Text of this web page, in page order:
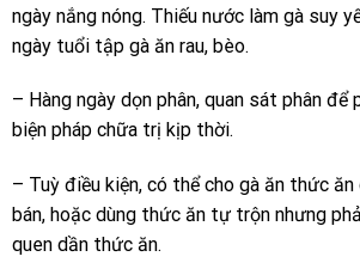
ngày nắng nóng. Thiếu nước làm gà suy
ngày tuổi tập gà ăn rau, bèo.
– Hàng ngày dọn phân, quan sát phân để
biện pháp chữa trị kịp thời.
– Tuỳ điều kiện, có thể cho gà ăn thức
bán, hoặc dùng thức ăn tự trộn nhưng
quen dần thức ăn.